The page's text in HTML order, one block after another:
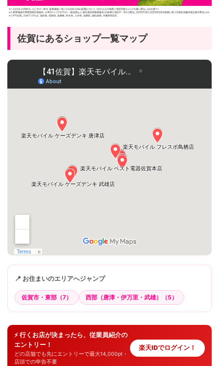
佐賀にあるショップ一覧マップ
📍 お住まいのエリアへジャンプ
佐賀市・東部（7） 西部（唐津・伊万里・武雄）（5）
⚡ 行くお店が決まったら、従業員紹介の
エントリー！
どの店舗でも先にエントリーで最大14,000pt・
店頭での申告不要
楽天IDでログイン！